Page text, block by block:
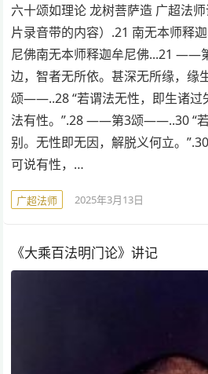
六十颂如理论 龙树菩萨造 广超法
片录音带的内容）.21 南无本师释
尼佛南无本师释迦牟尼佛...21 ——
边，智者无所依。甚深无所缘，
颂——..28 “若谓法无性，即生诸过
法有性。”.28 ——第3颂——..30 “
别。无性即无因，解脱义何立。
可说有性，…
广超法师 2025年3月13日
《大乘百法明门论》讲记